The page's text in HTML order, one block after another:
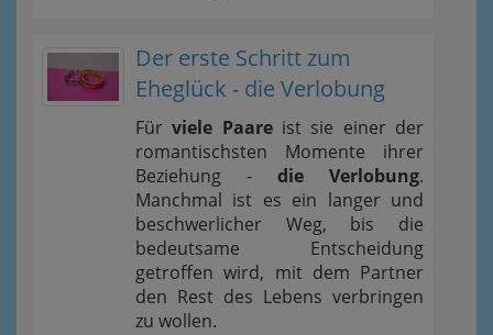
Der erste Schritt zum
Eheglück - die Verlobung
Fürviele Paareist sie einer der
romantischsten Momente ihrer
Beziehung - die Verlobung.
Manchmal ist es ein langer und
beschwerlicher Weg, bis die
bedeutsame Entscheidung
getroffen wird, mit dem Partner
den Rest des Lebens verbringen
zu wollen.